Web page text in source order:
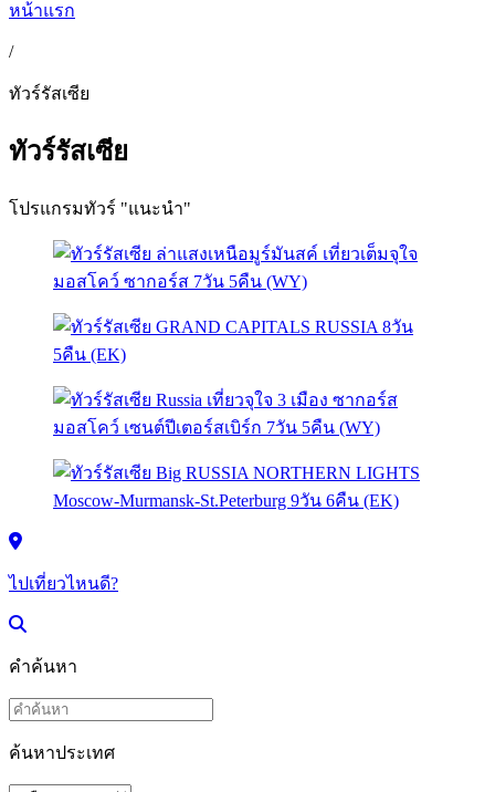
หน้าแรก
/
ทัวร์รัสเซีย
ทัวร์รัสเซีย
โปรแกรมทัวร์ "แนะนำ"
ไปเที่ยวไหนดี?
คำค้นหา
ค้นหาประเทศ